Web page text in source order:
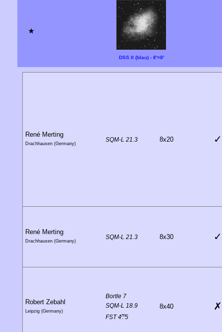
★
DSS II (blau) - 8'×8'
René Merting
Drachhausen (Germany)
SQM-L 21.3 8x20 ✓
René Merting
Drachhausen (Germany)
SQM-L 21.3 8x30 ✓
Robert Zebahl
Leipzig (Germany)
Bortle 7
SQM-L 18.9
FST 4m
. 5
8x40 ✗